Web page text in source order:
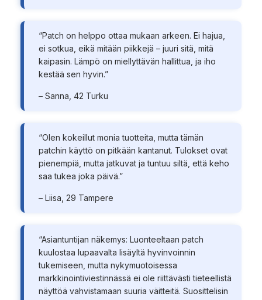
“Patch on helppo ottaa mukaan arkeen. Ei hajua,
ei sotkua, eikä mitään piikkejä – juuri sitä, mitä
kaipasin. Lämpö on miellyttävän hallittua, ja iho
kestää sen hyvin.”
– Sanna, 42 Turku
“Olen kokeillut monia tuotteita, mutta tämän
patchin käyttö on pitkään kantanut. Tulokset ovat
pienempiä, mutta jatkuvat ja tuntuu siltä, että keho
saa tukea joka päivä.”
– Liisa, 29 Tampere
“Asiantuntijan näkemys: Luonteeltaan patch
kuulostaa lupaavalta lisäyltä hyvinvoinnin
tukemiseen, mutta nykymuotoisessa
markkinointiviestinnässä ei ole riittävästi tieteellistä
näyttöä vahvistamaan suuria väitteitä. Suosittelisin